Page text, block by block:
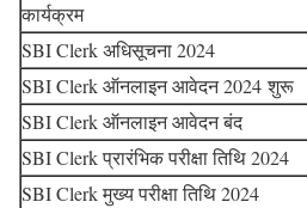
कार्यक्रम
SBI Clerk अधिसूचना 2024
SBI Clerk ऑनलाइन आवेदन 2024 शुरू
SBI Clerk ऑनलाइन आवेदन बंद
SBI Clerk प्रारंभिक परीक्षा तिथि 2024
SBI Clerk मुख्य परीक्षा तिथि 2024